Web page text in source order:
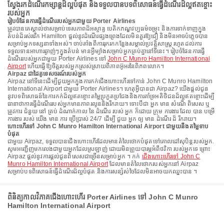
ស្វែងរកដំណើរកម្សាន្តដ៏ល្អបំផុត និងទទួលបានបទពិសោធន៍ធ្វើដំណើរដ៏ល្អឥតខ្ចោះ
របស់អ្នក
រៀបចំផែនការធ្វើដំណើររបស់អ្នកជាមួយ Porter Airlines
ត្រូវបានគេស្គាល់ថាសម្រាប់ទេសភាពដ៏អស្ចារ្យ បេតិកភណ្ឌវប្បធម៌ចម្រុះ និងការទាក់ទាញក្នុង
តំបន់ដ៏រស់រវើក Hamilton ផ្តល់នូវដំណើរផ្សងព្រេងដែលមិនគួរឱ្យជឿ និងមិនអាចបំភ្លេចបាន
សម្រាប់អ្នកទស្សនាទាំងអស់។ ចាប់តាំងពីការរុករកកន្លែងសម្គាល់ប្រវត្តិសាស្ត្រ រហូតដល់ការ
ទទួលទានអាហារឆ្ងាញ់ៗក្នុងតំបន់ មានអ្វីម្យ៉ាងសម្រាប់អ្នកគ្រប់គ្នានៅទីនេះ។ រៀបចំផែនការធ្វើ
ដំណើររបស់អ្នកជាមួយ Porter Airlines ទៅJohn C Munro Hamilton International
Airportហើយធ្វើឱ្យចិត្តរបស់អ្នកស្រស់ស្រាយពីភាពអ៊ូអរនៃពិភពលោក។
Airpaz ជាដៃគូទេសចរណ៍របស់អ្នក
Airpaz នៅទីនេះដើម្បីជួយអ្នកក្នុងការកក់ជើងហោះហើរទៅកាន់ John C Munro Hamilton
International Airport ជាមួយ Porter Airlines។ ហេតុអ្វីបានជា Airpaz? យើងផ្តល់ជូន
នូវបទពិសោធន៍នៃការកក់ដ៏ល្អឥតខ្ចោះតម្លៃប្រកួតប្រជែងនិងការគាំទ្រអតិថិជនដ៏ល្អឥតខ្ចោះដើម្បី
ធានាថាការធ្វើដំណើររបស់អ្នកមានភាពរលូននិងរីករាយ។ ទោះបីជា អ្នក មាន សំណើ ពិសេស ឬ
ត្រូវការ ជំនួយ នៅ គ្រប់ ដំណាក់កាល នៃ ដំណើរ របស់ អ្នក ក៏ដោយ ក្រុម ការងារ ដែល បាន បម្រើ
ការងារ របស់ យើង មាន ការ ប្រើប្រាស់ 24/7 ដើម្បី ជួយ អ្នក ឲ្យ មាន ដំណើរ ដ៏ រីករាយ។
ហោះហើរទៅ John C Munro Hamilton International Airport ជាមួយនឹងតម្លៃទាប
បំផុត
ជាមួយ Airpaz, ទទួលបានជើងហោះហើរដែលមានតំលៃថោកបំផុតទៅគោលដៅសុបិន្តរបស់អ្នក.
សូមអញ្ជើញមកលេងជាមួយអ្នកដែលស្រឡាញ់ ដោយមិនព្រួយបារម្ភអំពីថវិកា របស់អ្នកទេ ព្រោះ
Airpaz ផ្តល់នូវការផ្តល់ជូនពិសេសជាច្រើនសម្រាប់អ្នក ។ កក់ ជើងហោះហើរទៅ John C
Munro Hamilton International Airportដែលមានតំលៃថោករបស់អ្នកនៅ Airpaz
សម្រាប់បទពិសោធន៍ធ្វើដំណើរដ៏ល្អបំផុត និងការសន្សំសំចៃដែលមិនអាចយកឈ្នះបាន ។
ពិនិត្យកាលវិភាគជើងហោះហើរ Porter Airlines ទៅ John C Munro
Hamilton International Airport